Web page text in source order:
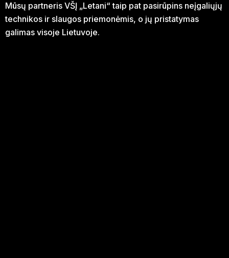
Mūsų partneris VŠĮ „Letani“ taip pat pasirūpins neįgaliųjų
technikos ir slaugos priemonėmis, o jų pristatymas
galimas visoje Lietuvoje.